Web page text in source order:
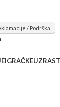
/ Podrška
IGRAČKEUZRAST